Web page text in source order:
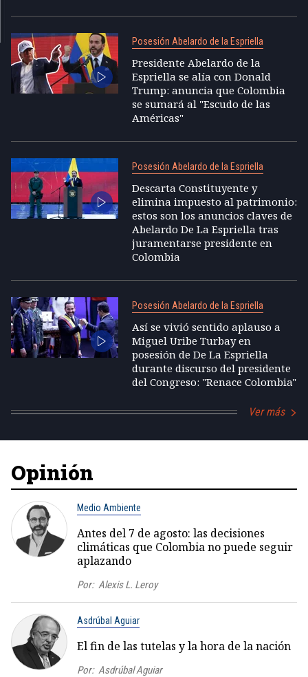
Posesión Abelardo de la Espriella
Presidente Abelardo de la
Espriella se alía con Donald
Trump: anuncia que Colombia
se sumará al "Escudo de las
Américas"
Posesión Abelardo de la Espriella
Descarta Constituyente y
elimina impuesto al patrimonio:
estos son los anuncios claves de
Abelardo De La Espriella tras
juramentarse presidente en
Colombia
Posesión Abelardo de la Espriella
Así se vivió sentido aplauso a
Miguel Uribe Turbay en
posesión de De La Espriella
durante discurso del presidente
del Congreso: "Renace Colombia"
Ver más
Opinión
Medio Ambiente
Antes del 7 de agosto: las decisiones
climáticas que Colombia no puede seguir
aplazando
Por: Alexis L. Leroy
Asdrúbal Aguiar
El fin de las tutelas y la hora de la nación
Por: Asdrúbal Aguiar